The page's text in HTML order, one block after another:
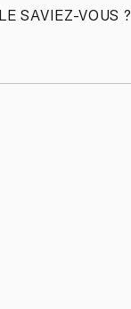
LE SAVIEZ-VOUS ?